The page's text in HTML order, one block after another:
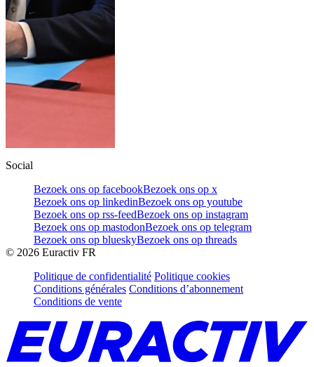
Social
Bezoek ons op facebookBezoek ons op x
Bezoek ons op linkedinBezoek ons op youtube
Bezoek ons op rss-feedBezoek ons op instagram
Bezoek ons op mastodonBezoek ons op telegram
Bezoek ons op blueskyBezoek ons op threads
© 2026 Euractiv FR
Politique de confidentialité Politique cookies
Conditions générales Conditions d’abonnement
Conditions de vente